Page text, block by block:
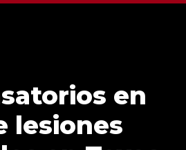
en
lesiones